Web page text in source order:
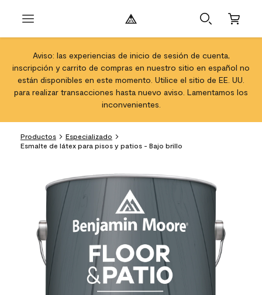
Aviso: las experiencias de inicio de sesión de cuenta,
inscripción y carrito de compras en nuestro sitio en español no
están disponibles en este momento. Utilice el sitio de EE. UU.
para realizar transacciones hasta nuevo aviso. Lamentamos los
inconvenientes.
Productos
Especializado
Esmalte de látex para pisos y patios - Bajo brillo